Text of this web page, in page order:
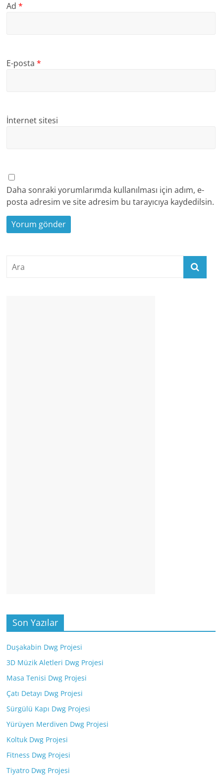
Ad*
E-posta*
İnternet sitesi
Daha sonraki yorumlarımda kullanılması için adım, e-
posta adresim ve site adresim bu tarayıcıya kaydedilsin.
Son Yazılar
Duşakabin Dwg Projesi
3D Müzik Aletleri Dwg Projesi
Masa Tenisi Dwg Projesi
Çatı Detayı Dwg Projesi
Sürgülü Kapı Dwg Projesi
Yürüyen Merdiven Dwg Projesi
Koltuk Dwg Projesi
Fitness Dwg Projesi
Tiyatro Dwg Projesi